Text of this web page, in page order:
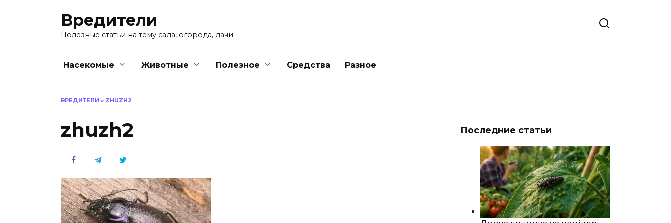
Вредители
Полезные статьи на тему сада, огорода, дачи.
Насекомые Животные Полезное Средства Разное
ВРЕДИТЕЛИ » ZHUZH2
zhuzh2 Последние статьи